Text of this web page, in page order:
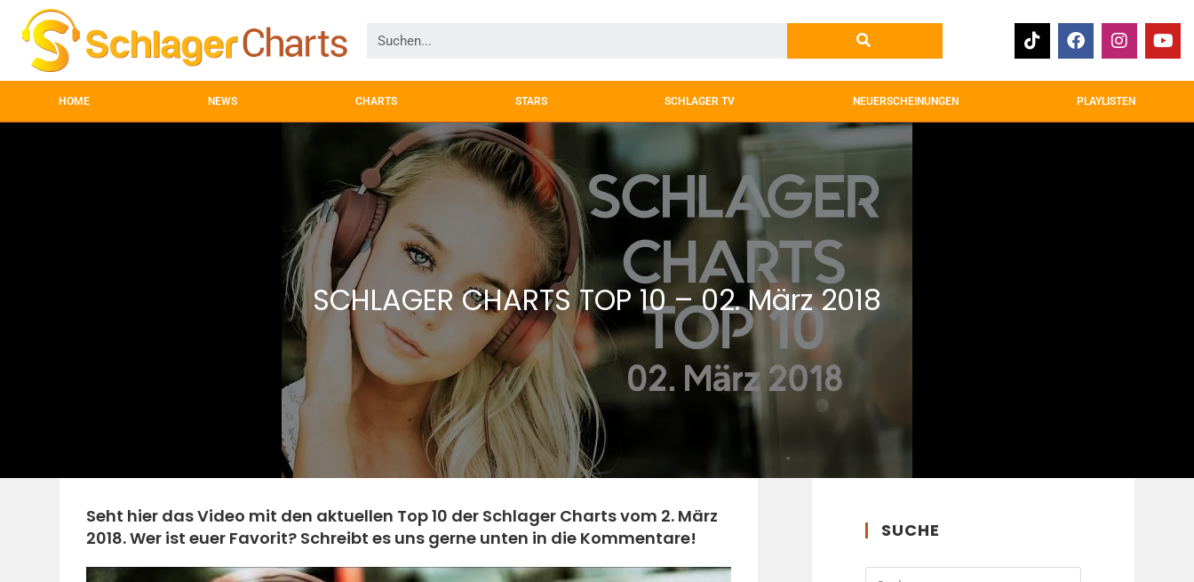
HOME NEWS CHARTS STARS SCHLAGER TV NEUERSCHEINUNGEN PLAYLISTEN
SCHLAGER CHARTS TOP 10 – 02. März 2018
Seht hier das Video mit den aktuellen Top 10 der Schlager Charts vom 2. März
2018. Wer ist euer Favorit? Schreibt es uns gerne unten in die Kommentare!
SUCHE